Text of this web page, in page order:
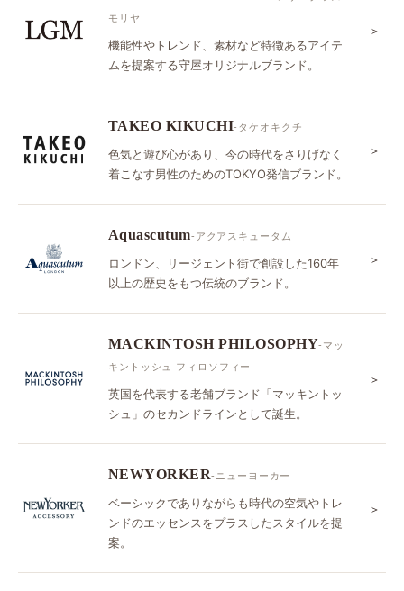
モリヤ
機能性やトレンド、素材など特徴あるアイテ
ムを提案する守屋オリジナルブランド。
＞
TAKEO KIKUCHI-タケオキクチ
色気と遊び心があり、今の時代をさりげなく
着こなす男性のためのTOKYO発信ブランド。
＞
Aquascutum-アクアスキュータム
ロンドン、リージェント街で創設した160年
以上の歴史をもつ伝統のブランド。
＞
MACKINTOSH PHILOSOPHY-マッ
キントッシュ フィロソフィー
英国を代表する老舗ブランド「マッキントッ
シュ」のセカンドラインとして誕生。
＞
NEWYORKER-ニューヨーカー
ベーシックでありながらも時代の空気やトレ
ンドのエッセンスをプラスしたスタイルを提
案。
＞